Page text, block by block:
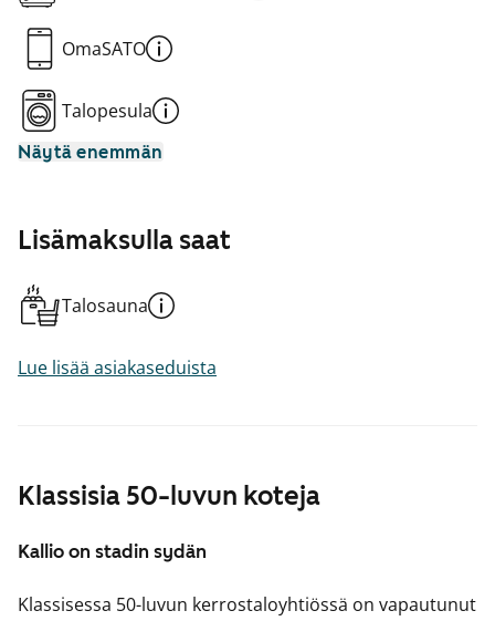
Klassisia 50-luvun koteja
Kallio on stadin sydän
Klassisessa 50-luvun kerrostaloyhtiössä on vapautunut
OmaSATO
Talopesula
Näytä enemmän
Lisämaksulla saat
Talosauna
Lue lisää asiakaseduista